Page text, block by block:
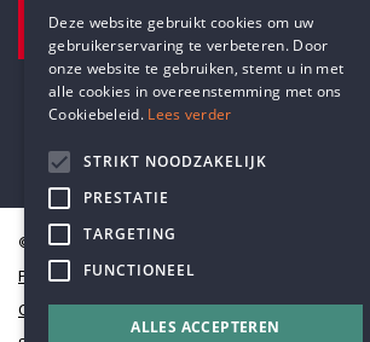
Pottenbrug 4
Antwerpen, 2000
© Humanistisch Verbond 2026
Privacy
Cookiestatement
DUTCH
Deze website gebruikt cookies om uw
gebruikerservaring te verbeteren. Door
onze website te gebruiken, stemt u in met
alle cookies in overeenstemming met ons
Cookiebeleid. Lees verder
STRIKT NOODZAKELIJK
PRESTATIE
TARGETING
FUNCTIONEEL
ALLES ACCEPTEREN